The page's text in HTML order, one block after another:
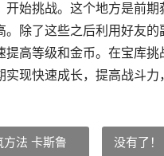
始挑战。这个地方是前
除了这些之后利用好友
高等级和金币。在宝库
现快速成长，提高战斗力
法 卡斯鲁
没有了！